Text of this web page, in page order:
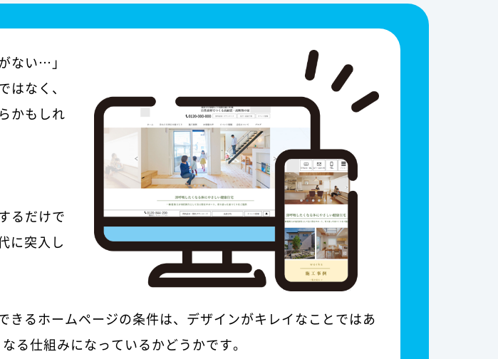
ない…」
はなく、
かもしれ
るだけで
に突入し
きるホームページの条件は、デザインがキレイなことではあ
る仕組みになっているかどうかです。